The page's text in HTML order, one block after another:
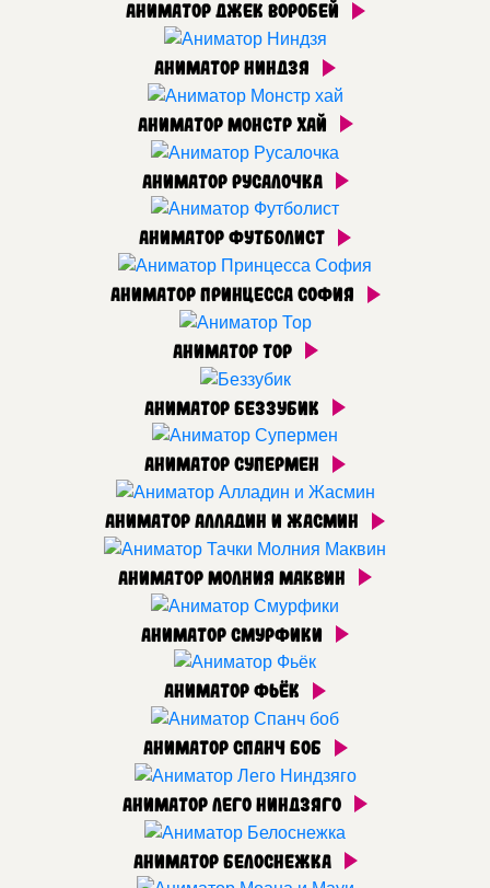
Аниматор Джек Воробей
Аниматор Ниндзя
Аниматор Монстр хай
Аниматор Русалочка
Аниматор Футболист
Аниматор Принцесса София
Аниматор Тор
Аниматор Беззубик
Аниматор Супермен
Аниматор Алладин и Жасмин
Аниматор Молния Маквин
Аниматор Смурфики
Аниматор Фьёк
Аниматор Спанч боб
Аниматор Лего Ниндзяго
Аниматор Белоснежка